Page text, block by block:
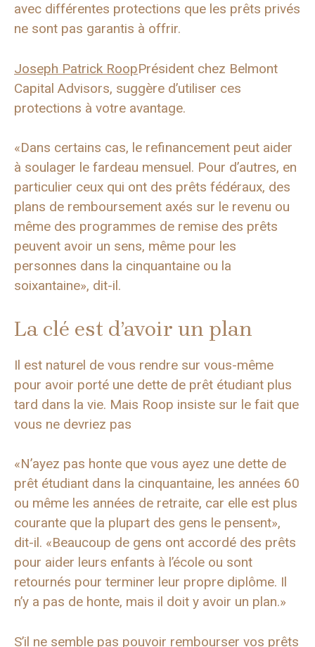
avec différentes protections que les prêts privés
ne sont pas garantis à offrir.
Joseph Patrick RoopPrésident chez Belmont
Capital Advisors, suggère d’utiliser ces
protections à votre avantage.
«Dans certains cas, le refinancement peut aider
à soulager le fardeau mensuel. Pour d’autres, en
particulier ceux qui ont des prêts fédéraux, des
plans de remboursement axés sur le revenu ou
même des programmes de remise des prêts
peuvent avoir un sens, même pour les
personnes dans la cinquantaine ou la
soixantaine», dit-il.
La clé est d’avoir un plan
Il est naturel de vous rendre sur vous-même
pour avoir porté une dette de prêt étudiant plus
tard dans la vie. Mais Roop insiste sur le fait que
vous ne devriez pas
«N’ayez pas honte que vous ayez une dette de
prêt étudiant dans la cinquantaine, les années 60
ou même les années de retraite, car elle est plus
courante que la plupart des gens le pensent»,
dit-il. «Beaucoup de gens ont accordé des prêts
pour aider leurs enfants à l’école ou sont
retournés pour terminer leur propre diplôme. Il
n’y a pas de honte, mais il doit y avoir un plan.»
S’il ne semble pas pouvoir rembourser vos prêts